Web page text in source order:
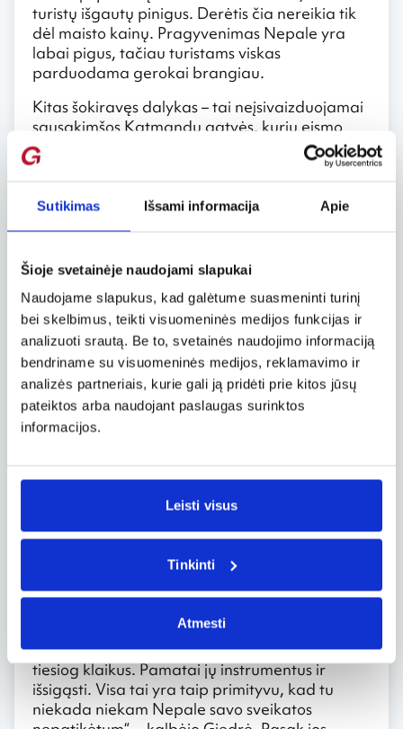
Sutikimas Išsami informacija Apie
Šioje svetainėje naudojami slapukai
Naudojame slapukus, kad galėtume suasmeninti turinį
bei skelbimus, teikti visuomeninės medijos funkcijas ir
analizuoti srautą. Be to, svetainės naudojimo informaciją
bendriname su visuomeninės medijos, reklamavimo ir
analizės partneriais, kurie gali ją pridėti prie kitos jūsų
pateiktos arba naudojant paslaugas surinktos
informacijos.
Leisti visus
Tinkinti
Atmesti
turistų išgautų pinigus. Derėtis čia nereikia tik
dėl maisto kainų. Pragyvenimas Nepale yra
labai pigus, tačiau turistams viskas
parduodama gerokai brangiau.
Kitas šokiravęs dalykas – tai neįsivaizduojamai
sausakimšos Katmandu gatvės, kurių eismo
dalyviai čia yra ir vežimai su įkinkytais arkliais,
ir motoroleriai, automobiliai, autobusai.
neįprastas patyrimas: sėdi didžiulėje spūstyje,
visi autobuso langai ir priekinės durys
berniukai kai tik reikia kažkur pristabdyti, o
reikia nuolat, nes kažkas vis iššoka prieš
autobusą, trinkteli į autobuso duris, kad
vairuotojas išgirstų. Vyksta nuolatinis kelių
žmonių darbas, kad tas autobusas
pravažiuotų“, – įspūdžiais dalinosi Giedrė. Ji
atkreipė dėmesį ir į tai, kad kelionė autobusu
čia užtrunka ilgai.
Be to, Katmandu gatvėse – gausybė gatvės
tokie daiktai, apie kuriuos nebūtum
pagalvojęs, arba kuriuos Lietuvoje galėjai
nusipirkti prieš 20 metų: įvairūs išpakuoti siūlai,
muilai ir daugybė kitų prastos kokybės prekių.
Ne mažiau šokiravo ir įvairios čia teikiamos
paslaugos – primityvios kirpyklos, odontologų
saloną, kuriame buvo parodyta, kaip atrodė
žmogaus dantys po jų sutvarkymo. Rezultatas
tiesiog klaikus. Pamatai jų instrumentus ir
išsigąsti. Visa tai yra taip primityvu, kad tu
niekada niekam Nepale savo sveikatos